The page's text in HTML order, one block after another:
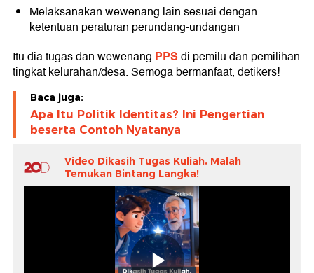
Melaksanakan wewenang lain sesuai dengan
ketentuan peraturan perundang-undangan
Itu dia tugas dan wewenang PPSdi pemilu dan pemilihan
tingkat kelurahan/desa. Semoga bermanfaat, detikers!
Baca juga:
Apa Itu Politik Identitas? Ini Pengertian
beserta Contoh Nyatanya
Video Dikasih Tugas Kuliah, Malah
Temukan Bintang Langka!